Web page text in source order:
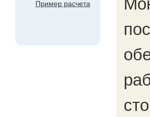
Пример расчета